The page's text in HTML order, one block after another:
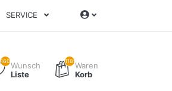
SERVICE
160Wunsch
Liste
1189Waren
Korb